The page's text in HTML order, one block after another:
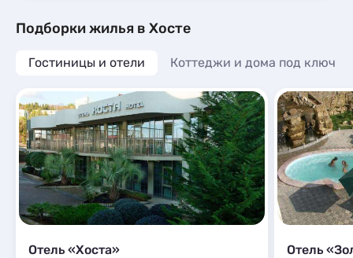
Подборки жилья в Хосте
Гостиницы и отели Коттеджи и дома под ключ
Отель «Хоста» Отель